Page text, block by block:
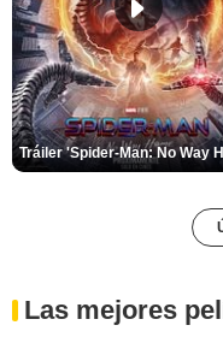
Tráiler 'Spider-Man: No Way
Las mejores